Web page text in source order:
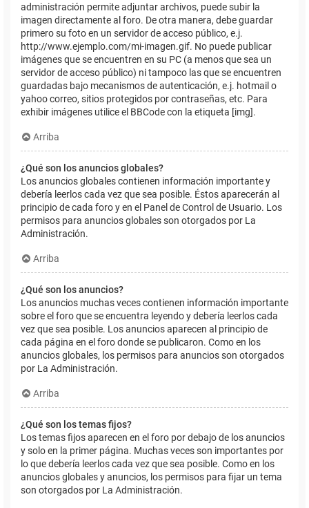
administración permite adjuntar archivos, puede subir la
imagen directamente al foro. De otra manera, debe guardar
primero su foto en un servidor de acceso público, e.j.
http://www.ejemplo.com/mi-imagen.gif. No puede publicar
imágenes que se encuentren en su PC (a menos que sea un
servidor de acceso público) ni tampoco las que se encuentren
guardadas bajo mecanismos de autenticación, e.j. hotmail o
yahoo correo, sitios protegidos por contraseñas, etc. Para
exhibir imágenes utilice el BBCode con la etiqueta [img].
Arriba
¿Qué son los anuncios globales?
Los anuncios globales contienen información importante y
debería leerlos cada vez que sea posible. Éstos aparecerán al
principio de cada foro y en el Panel de Control de Usuario. Los
permisos para anuncios globales son otorgados por La
Administración.
Arriba
¿Qué son los anuncios?
Los anuncios muchas veces contienen información importante
sobre el foro que se encuentra leyendo y debería leerlos cada
vez que sea posible. Los anuncios aparecen al principio de
cada página en el foro donde se publicaron. Como en los
anuncios globales, los permisos para anuncios son otorgados
por La Administración.
Arriba
¿Qué son los temas fijos?
Los temas fijos aparecen en el foro por debajo de los anuncios
y solo en la primer página. Muchas veces son importantes por
lo que debería leerlos cada vez que sea posible. Como en los
anuncios globales y anuncios, los permisos para fijar un tema
son otorgados por La Administración.